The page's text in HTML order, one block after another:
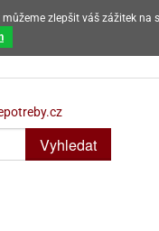
výrobků
Vyhledat
zlepšit váš zážitek na